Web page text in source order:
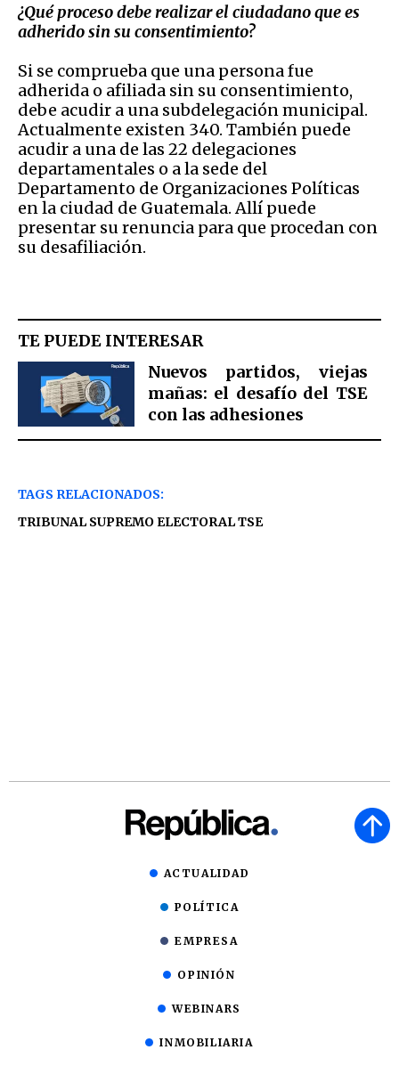
¿Qué proceso debe realizar el ciudadano que es
adherido sin su consentimiento?
Si se comprueba que una persona fue
adherida o afiliada sin su consentimiento,
debe acudir a una subdelegación municipal.
Actualmente existen 340. También puede
acudir a una de las 22 delegaciones
departamentales o a la sede del
Departamento de Organizaciones Políticas
en la ciudad de Guatemala. Allí puede
presentar su renuncia para que procedan con
su desafiliación.
TE PUEDE INTERESAR
Nuevos partidos, viejas
mañas: el desafío del TSE
con las adhesiones
TAGS RELACIONADOS:
TRIBUNAL SUPREMO ELECTORAL TSE
ACTUALIDAD
POLÍTICA
EMPRESA
OPINIÓN
WEBINARS
INMOBILIARIA